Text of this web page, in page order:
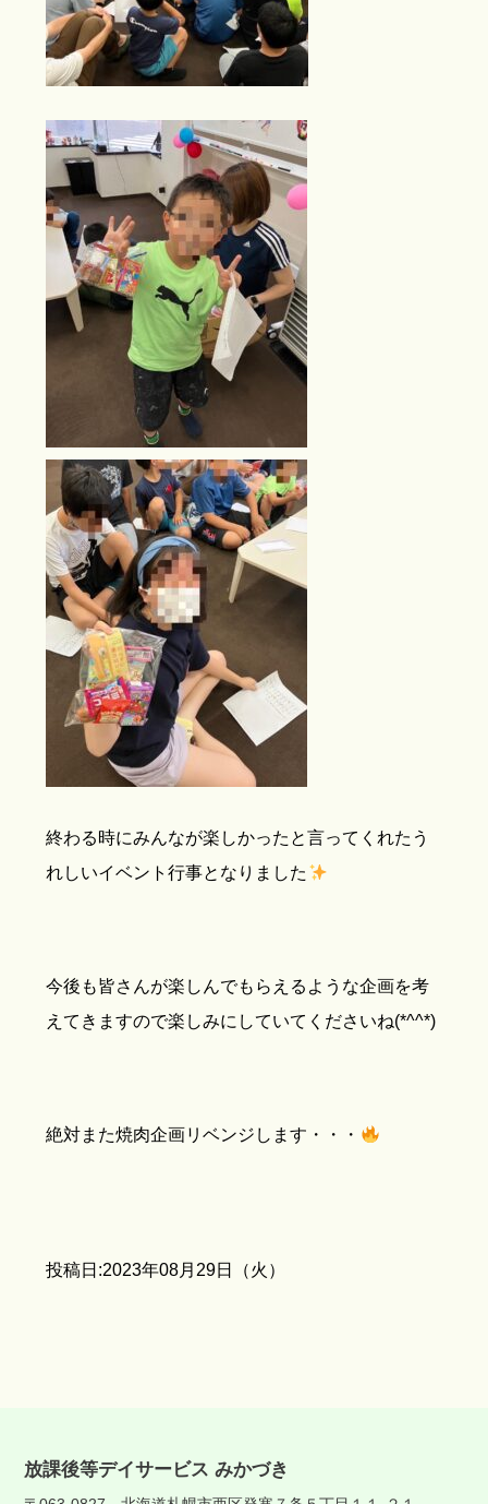
終わる時にみんなが楽しかったと言ってくれたう
れしいイベント行事となりました
今後も皆さんが楽しんでもらえるような企画を考
えてきますので楽しみにしていてくださいね(*^^*)
絶対また焼肉企画リベンジします・・・
投稿日:2023年08月29日（火）
放課後等デイサービス みかづき